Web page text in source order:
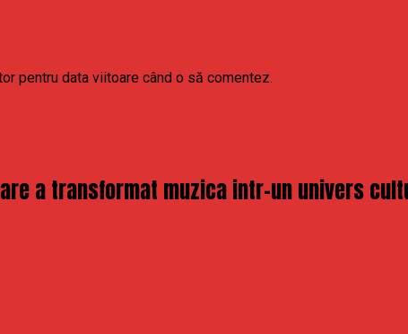
pentru data viitoare când o să comentez.
a transformat muzica intr-un univers